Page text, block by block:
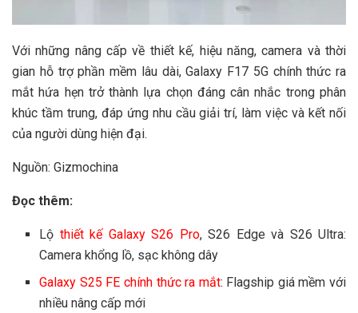
Với những nâng cấp về thiết kế, hiệu năng, camera và thời
gian hỗ trợ phần mềm lâu dài, Galaxy F17 5G chính thức ra
mắt hứa hẹn trở thành lựa chọn đáng cân nhắc trong phân
khúc tầm trung, đáp ứng nhu cầu giải trí, làm việc và kết nối
của người dùng hiện đại.
Nguồn: Gizmochina
Đọc thêm:
Lộ thiết kế Galaxy S26 Pro, S26 Edge và S26 Ultra:
Camera khổng lồ, sạc không dây
Galaxy S25 FE chính thức ra mắt: Flagship giá mềm với
nhiều nâng cấp mới